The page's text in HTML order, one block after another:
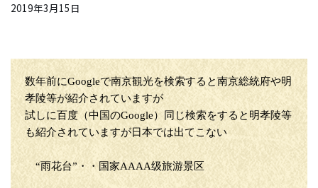
へ
ッ
2019年3月15日
数年前にGoogleで南京観光を検索すると南京総統府や明
孝陵等が紹介されていますが
試しに百度（中国のGoogle）同じ検索をすると明孝陵等
も紹介されていますが日本では出てこない
“雨花台”・・国家AAAA级旅游景区